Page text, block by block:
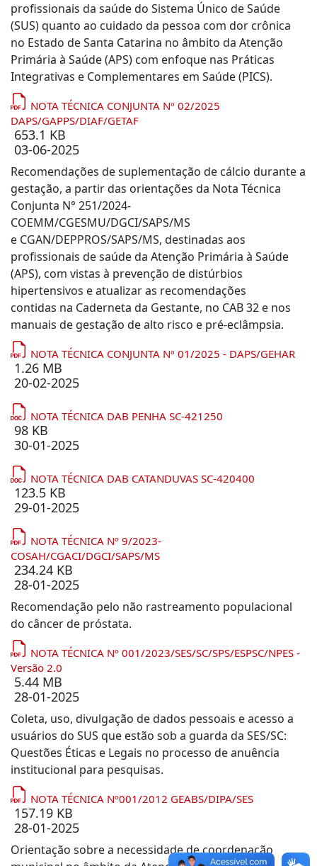
profissionais da saúde do Sistema Único de Saúde
(SUS) quanto ao cuidado da pessoa com dor crônica
no Estado de Santa Catarina no âmbito da Atenção
Primária à Saúde (APS) com enfoque nas Práticas
Integrativas e Complementares em Saúde (PICS).
NOTA TÉCNICA CONJUNTA Nº 02/2025
DAPS/GAPPS/DIAF/GETAF
653.1 KB
03-06-2025
Recomendações de suplementação de cálcio durante a
gestação, a partir das orientações da Nota Técnica
Conjunta N° 251/2024-
COEMM/CGESMU/DGCI/SAPS/MS
e CGAN/DEPPROS/SAPS/MS, destinadas aos
profissionais de saúde da Atenção Primária à Saúde
(APS), com vistas à prevenção de distúrbios
hipertensivos e atualizar as recomendações
contidas na Caderneta da Gestante, no CAB 32 e nos
manuais de gestação de alto risco e pré-eclâmpsia.
NOTA TÉCNICA CONJUNTA Nº 01/2025 - DAPS/GEHAR
1.26 MB
20-02-2025
NOTA TÉCNICA DAB PENHA SC-421250
98 KB
30-01-2025
NOTA TÉCNICA DAB CATANDUVAS SC-420400
123.5 KB
29-01-2025
NOTA TÉCNICA Nº 9/2023-
COSAH/CGACI/DGCI/SAPS/MS
234.24 KB
28-01-2025
Recomendação pelo não rastreamento populacional
do câncer de próstata.
NOTA TÉCNICA Nº 001/2023/SES/SC/SPS/ESPSC/NPES -
Versão 2.0
5.44 MB
28-01-2025
Coleta, uso, divulgação de dados pessoais e acesso a
usuários do SUS que estão sob a guarda da SES/SC:
Questões Éticas e Legais no processo de anuência
institucional para pesquisas.
NOTA TÉCNICA Nº001/2012 GEABS/DIPA/SES
157.19 KB
28-01-2025
Orientação sobre a necessidade de coordenação